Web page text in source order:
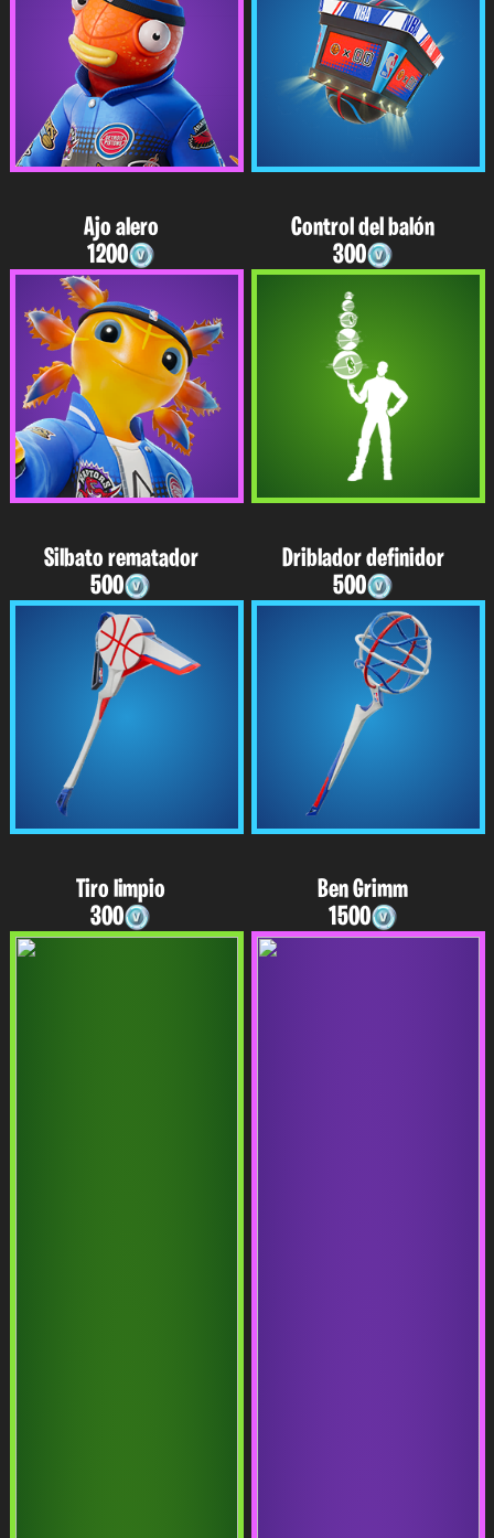
Ajo alero
1200
Control del balón
300
Silbato rematador
500
Driblador definidor
500
Tiro limpio
300
Ben Grimm
1500